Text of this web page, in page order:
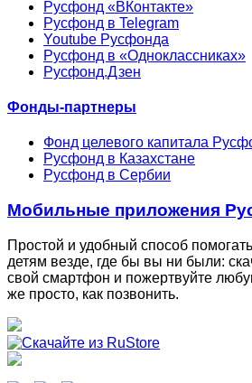
Русфонд «ВКонтакте»
Русфонд в Telegram
Youtube Русфонда
Русфонд в «Одноклассниках»
Русфонд.Дзен
Фонды-партнеры
Фонд целевого капитала
Русфонд в Казахстане
Русфонд в Сербии
Мобильные приложения
Простой и удобный способ
детям везде, где бы вы ни были:
свой смартфон и пожертвуйте
же просто, как позвонить.